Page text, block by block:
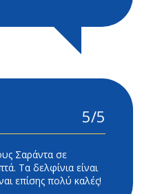
5/5
Σαράντα σε
Τα δελφίνια είναι
επίσης πολύ καλές!